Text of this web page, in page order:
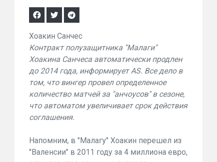
Хоакин Санчес
Контракт полузащитника "Малаги"
Хоакина Санчеса автоматически продлен
до 2014 года, информирует AS. Все дело в
том, что вингер провел определенное
количество матчей за "анчоусов" в сезоне,
что автоматом увеличивает срок действия
соглашения.
Напомним, в "Малагу" Хоакин перешел из
"Валенсии" в 2011 году за 4 миллиона евро,